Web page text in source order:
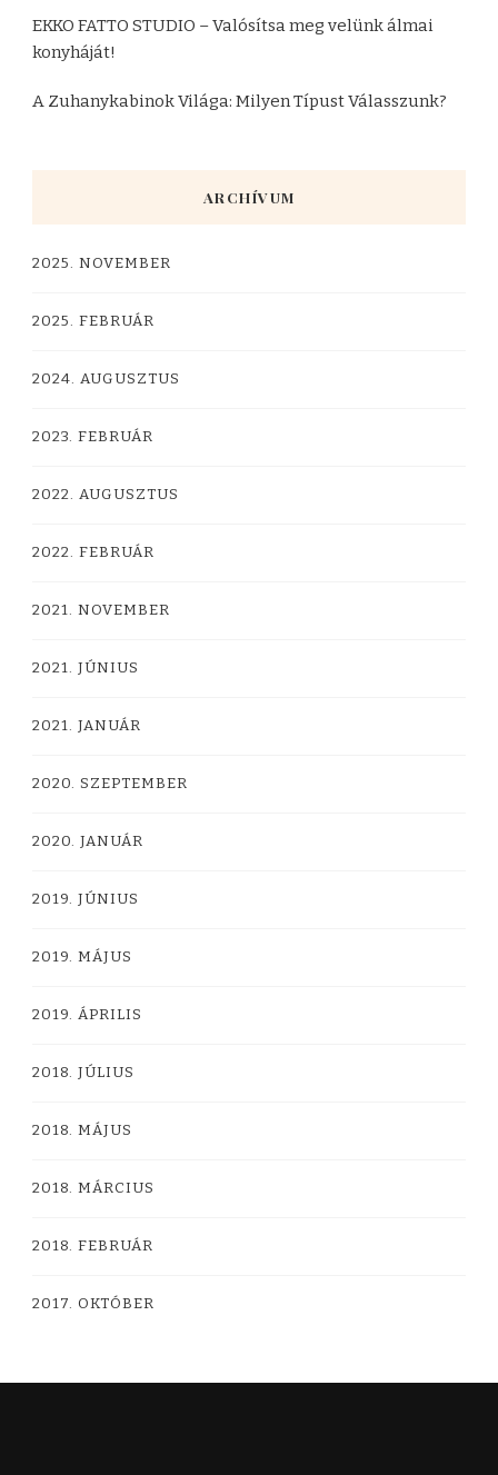
EKKO FATTO STUDIO – Valósítsa meg velünk álmai
konyháját!
A Zuhanykabinok Világa: Milyen Típust Válasszunk?
ARCHÍVUM
2025. NOVEMBER
2025. FEBRUÁR
2024. AUGUSZTUS
2023. FEBRUÁR
2022. AUGUSZTUS
2022. FEBRUÁR
2021. NOVEMBER
2021. JÚNIUS
2021. JANUÁR
2020. SZEPTEMBER
2020. JANUÁR
2019. JÚNIUS
2019. MÁJUS
2019. ÁPRILIS
2018. JÚLIUS
2018. MÁJUS
2018. MÁRCIUS
2018. FEBRUÁR
2017. OKTÓBER